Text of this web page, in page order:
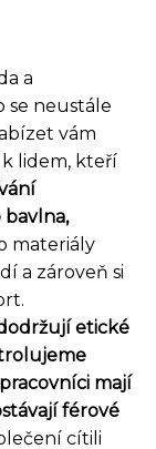
a
se neustále
vám
lidem, kteří
materiály
a zároveň si
etické
mají
férové
cítili